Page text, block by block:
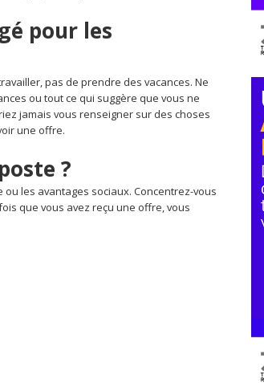
pour les
pas de prendre des vacances. Ne
ou tout ce qui suggère que vous ne
jamais vous renseigner sur des choses
une offre.
?
les avantages sociaux. Concentrez-vous
que vous avez reçu une offre, vous